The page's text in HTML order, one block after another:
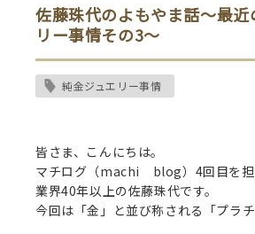
佐藤珠代のよもやま話～最近
リー事情その3～
純金ジュエリー事情
皆さま、こんにちは。
マチログ（machi blog） 4回目を
業界40年以上の佐藤珠代です。
今回は「金」と並び称される「プラチ